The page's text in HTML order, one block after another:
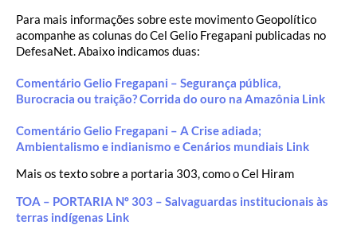
Para mais informações sobre este movimento Geopolítico
acompanhe as colunas do Cel Gelio Fregapani publicadas no
DefesaNet. Abaixo indicamos duas:
Comentário Gelio Fregapani – Segurança pública,
Burocracia ou traição? Corrida do ouro na Amazônia Link
Comentário Gelio Fregapani – A Crise adiada;
Ambientalismo e indianismo e Cenários mundiais Link
Mais os texto sobre a portaria 303, como o Cel Hiram
TOA – PORTARIA Nº 303 – Salvaguardas institucionais às
terras indígenas Link